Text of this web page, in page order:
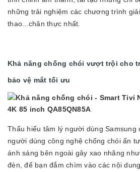
những trải nghiệm các chương trình
thao...chân thực nhất.
Khả năng chống chói vượt trội cho
bảo vệ mắt tối ưu
Thấu hiểu tâm lý người dùng Samsung
người dùng công nghệ chống chói ấn
ánh sáng bên ngoài gây xao nhãng
đèn, để bạn đắm chìm vào các nội